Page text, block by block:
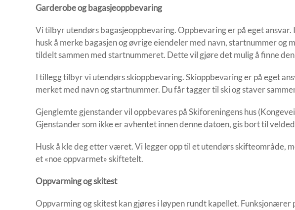
Garderobe og bagasjeoppbevaring
Vi tilbyr utendørs bagasjeoppbevaring. Oppbevaring er på eget ansvar.
husk å merke bagasjen og øvrige eiendeler med navn, startnummer og
tildelt sammen med startnummeret. Dette vil gjøre det mulig å finne
I tillegg tilbyr vi utendørs skioppbevaring. Skioppbevaring er på eget
merket med navn og startnummer. Du får tagger til ski og staver
Gjenglemte gjenstander vil oppbevares på Skiforeningens hus
Gjenstander som ikke er avhentet innen denne datoen, gis bort til
Husk å kle deg etter været. Vi legger opp til et utendørs skifteområde,
et «noe oppvarmet» skiftetelt.
Oppvarming og skitest
Oppvarming og skitest kan gjøres i løypen rundt kapellet. Funksjonærer